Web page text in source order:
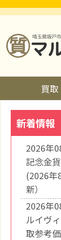
買取
新着情報
2026年
記念金
(2026年
新）
2026年
ルイヴ
取参考